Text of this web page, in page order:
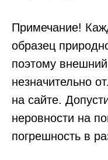
Примечание!
образец
поэтому
незначительно
на сайте.
неровности на
погрешность в